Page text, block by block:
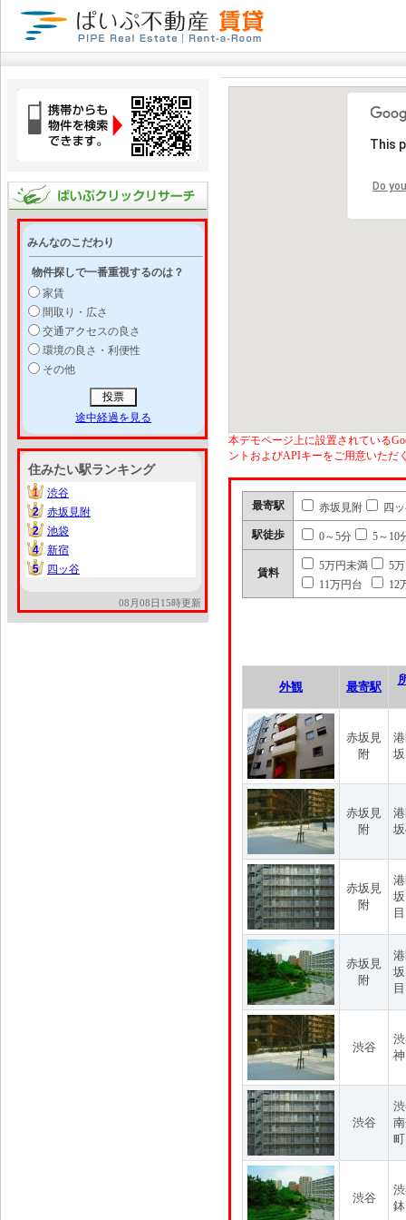
みんなのこだわり
物件探しで一番重視するのは？
家賃
間取り・広さ
交通アクセスの良さ
環境の良さ・利便性
その他
途中経過を見る
住みたい駅ランキング
1
1
渋谷
2
2
赤坂見附
2
2
池袋
4
4
新宿
5
5 四ッ谷
08月08日15時更新
This
Do
本デモページ上に設置されている
ントおよびAPIキーをご用意いただ
最寄駅 赤坂見附 四
駅徒歩 0～5分 5～10
賃料
5万円未満
5
11万円台
12
外観 最寄駅
赤坂見
附
赤坂見
附
赤坂見
附
目
赤坂見
附
目
渋谷
渋谷
渋谷